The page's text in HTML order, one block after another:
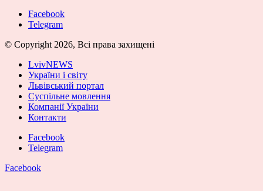
Facebook
Telegram
© Copyright 2026, Всі права захищені
LvivNEWS
України і світу
Львівський портал
Суспільне мовлення
Компанії України
Контакти
Facebook
Telegram
Facebook